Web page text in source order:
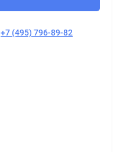
+7 (495) 796-89-82